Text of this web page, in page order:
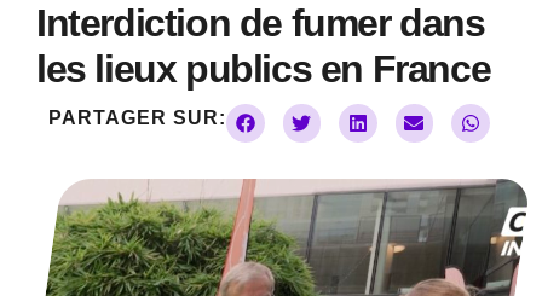
Interdiction de fumer dans
les lieux publics en France
PARTAGER SUR: